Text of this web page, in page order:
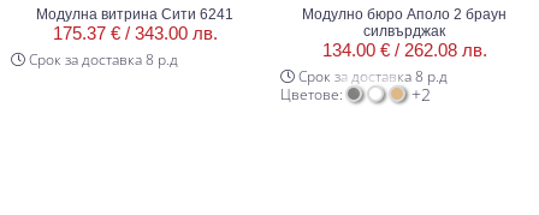
Модулна витрина Сити 6241
175.37 € / 343.00 лв.
Срок за доставка 8 р.д
Модулно бюро Аполо 2 браун
силвърджак
134.00 € / 262.08 лв.
Срок за доставка 8 р.д
Цветове:
+2